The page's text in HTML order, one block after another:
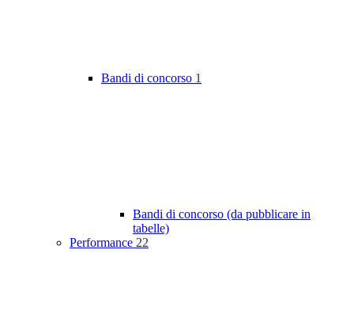
Bandi di concorso 1
Bandi di concorso (da pubblicare in
tabelle)
Performance 22